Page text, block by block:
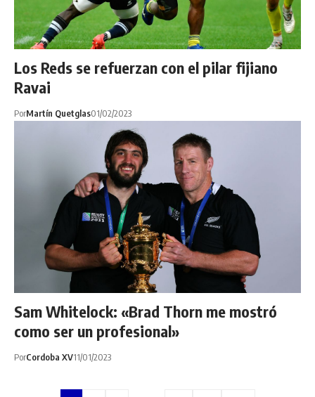
Los Reds se refuerzan con el pilar fijiano
Ravai
PorMartín Quetglas01/02/2023
Sam Whitelock: «Brad Thorn me mostró
como ser un profesional»
PorCordoba XV11/01/2023